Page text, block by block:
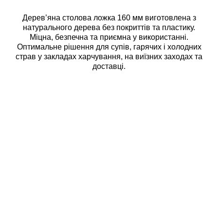
Дерев’яна столова ложка 160 мм виготовлена з
натурального дерева без покриттів та пластику.
Міцна, безпечна та приємна у використанні.
Оптимальне рішення для супів, гарячих і холодних
страв у закладах харчування, на виїзних заходах та
доставці.